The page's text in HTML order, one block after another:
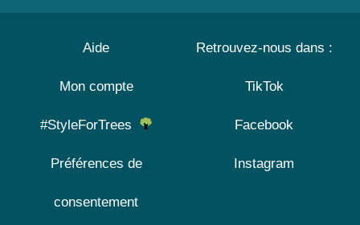
Aide
Mon compte
#StyleForTrees
Préférences de
consentement
Retrouvez-nous dans :
TikTok
Facebook
Instagram